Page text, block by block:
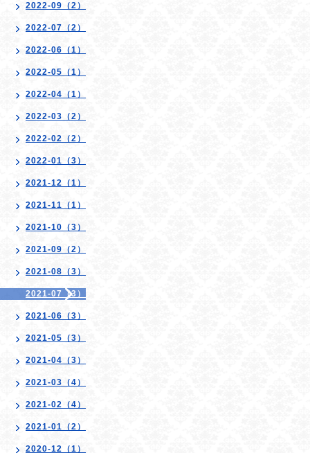
2022-09（2）
2022-07（2）
2022-06（1）
2022-05（1）
2022-04（1）
2022-03（2）
2022-02（2）
2022-01（3）
2021-12（1）
2021-11（1）
2021-10（3）
2021-09（2）
2021-08（3）
2021-07（3）
2021-06（3）
2021-05（3）
2021-04（3）
2021-03（4）
2021-02（4）
2021-01（2）
2020-12（1）